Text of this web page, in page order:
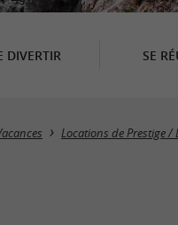
DIVERTIR SE
Locations de Prestige /